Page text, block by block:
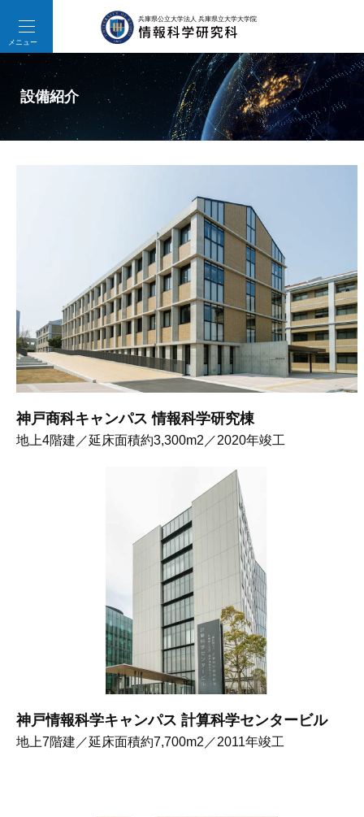
toggle
navigation
メニュー
設備紹介
神戸商科キャンパス 情報科学研究棟
地上4階建／延床面積約3,300m2／2020年竣工
神戸情報科学キャンパス 計算科学センタービル
地上7階建／延床面積約7,700m2／2011年竣工